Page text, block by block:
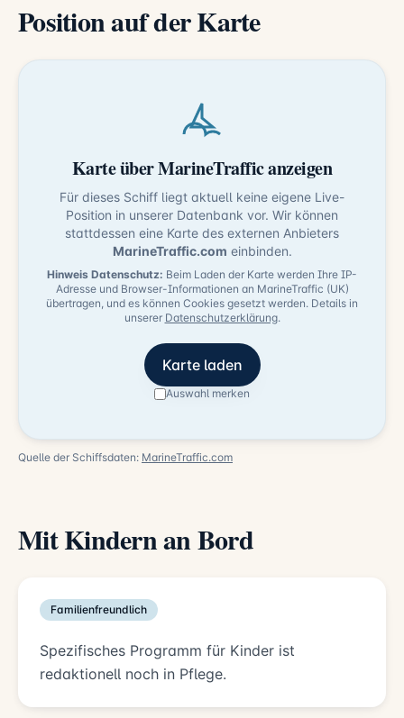
Position auf der Karte
Karte über MarineTraffic anzeigen
Für dieses Schiff liegt aktuell keine eigene Live-
Position in unserer Datenbank vor. Wir können
stattdessen eine Karte des externen Anbieters
MarineTraffic.com einbinden.
Hinweis Datenschutz: Beim Laden der Karte werden Ihre IP-
Adresse und Browser-Informationen an MarineTraffic (UK)
übertragen, und es können Cookies gesetzt werden. Details in
unserer Datenschutzerklärung.
Karte laden
Auswahl merken
Quelle der Schiffsdaten: MarineTraffic.com
Mit Kindern an Bord
Familienfreundlich
Spezifisches Programm für Kinder ist
redaktionell noch in Pflege.